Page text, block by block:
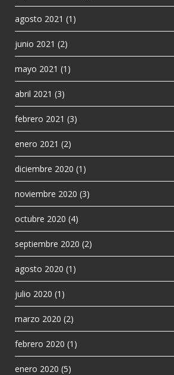
agosto 2021 (1)
junio 2021 (2)
mayo 2021 (1)
abril 2021 (3)
febrero 2021 (3)
enero 2021 (2)
diciembre 2020 (1)
noviembre 2020 (3)
octubre 2020 (4)
septiembre 2020 (2)
agosto 2020 (1)
julio 2020 (1)
marzo 2020 (2)
febrero 2020 (1)
enero 2020 (5)